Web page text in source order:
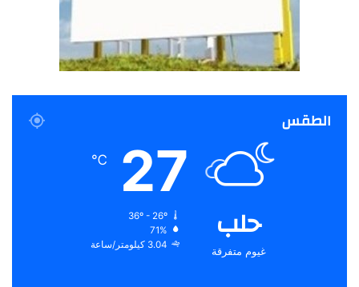
الطقس
حلب
غيوم متفرقة
27
℃
36º - 26º
71%
3.04 كيلومتر/ساعة